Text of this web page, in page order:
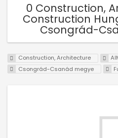
0 Construction,
Construction
Csongrád-
Construction, Architecture
Csongrád-Csanád megye